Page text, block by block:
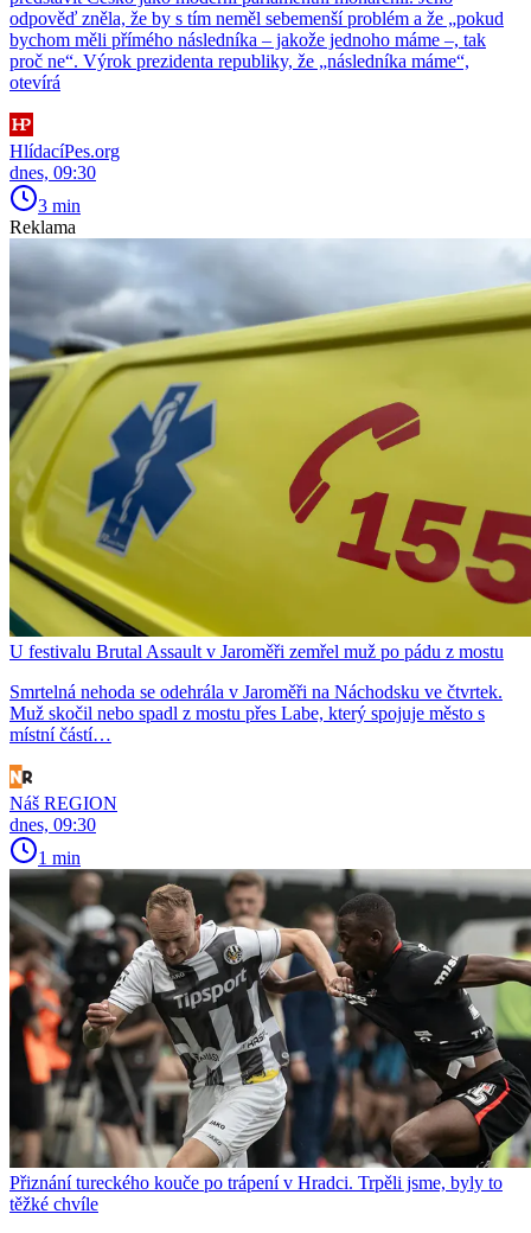
odpověď zněla, že by s tím neměl sebemenší problém a že „pokud
bychom měli přímého následníka – jakože jednoho máme –, tak
proč ne“. Výrok prezidenta republiky, že „následníka máme“,
otevírá
HlídacíPes.org
dnes, 09:30
3 min
Reklama
U festivalu Brutal Assault v Jaroměři zemřel muž po pádu z mostu
Smrtelná nehoda se odehrála v Jaroměři na Náchodsku ve čtvrtek.
Muž skočil nebo spadl z mostu přes Labe, který spojuje město s
místní částí…
Náš REGION
dnes, 09:30
1 min
Přiznání tureckého kouče po trápení v Hradci. Trpěli jsme, byly to
těžké chvíle